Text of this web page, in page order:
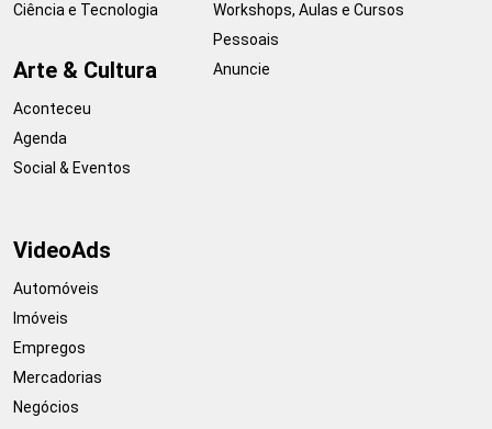
Ciência e Tecnologia
Arte & Cultura
Aconteceu
Agenda
Social & Eventos
Workshops, Aulas e Cursos
Pessoais
Anuncie
VideoAds
Automóveis
Imóveis
Empregos
Mercadorias
Negócios